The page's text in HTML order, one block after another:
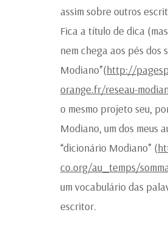
assim sobre outros
Fica a título de dica
nem chega aos pés dos
Modiano”(http://
orange.fr/reseau-
o mesmo projeto seu,
Modiano, um dos meus
“dicionário Modiano” (
co.org/au_temps/
um vocabulário das
escritor.